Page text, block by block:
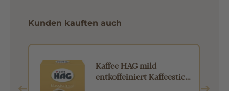
Kunden kauften auch
Kaffee HAG mild
entkoffeiniert Kaffeesticks